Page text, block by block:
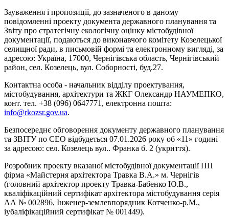
Зауваження і пропозиції, до зазначеного в даному
повідомленні проекту документа державного планування та
Звіту про стратегічну екологічну оцінку містобудівної
документації, подаються до виконавчого комітету Козелецької
селищної ради, в письмовій формі та електронному вигляді, за
адресою: Україна, 17000, Чернігівська область, Чернігівський
район, сел. Козелець, вул. Соборності, буд.27.
Контактна особа - начальник відділу проектування,
містобудування, архітектури та ЖКГ Олександр НАУМЕПКО,
конт. тел. +38 (096) 0647771, електронна пошта:
info@rkozsr.gov.ua.
Безпосереднє обговорення документу державного планування
та ЗВІТУ по CEO відбудеться 07.01.2026 року об «11» годині
за адресою: сел. Козелець вул.. Франка б. 2 (укриття).
Розробник проекту вказаної містобудівної документації ПП
фірма «Майстерня архітектора Травка В.А.» м. Чернігів
(головний архітектор проекту Травка-Бабенко Ю.В.,
кваліфікаційний сертифікат архітектора містобудування серія
АА № 002896, Інженер-землевпорядник Котченко-р.М.,
іубаліфікаційний сертифікат № 001449).